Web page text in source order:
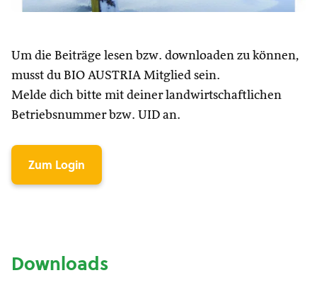
Um die Beiträge lesen bzw. downloaden zu können,
musst du BIO AUSTRIA Mitglied sein.
Melde dich bitte mit deiner landwirtschaftlichen
Betriebsnummer bzw. UID an.
Zum Login
Downloads